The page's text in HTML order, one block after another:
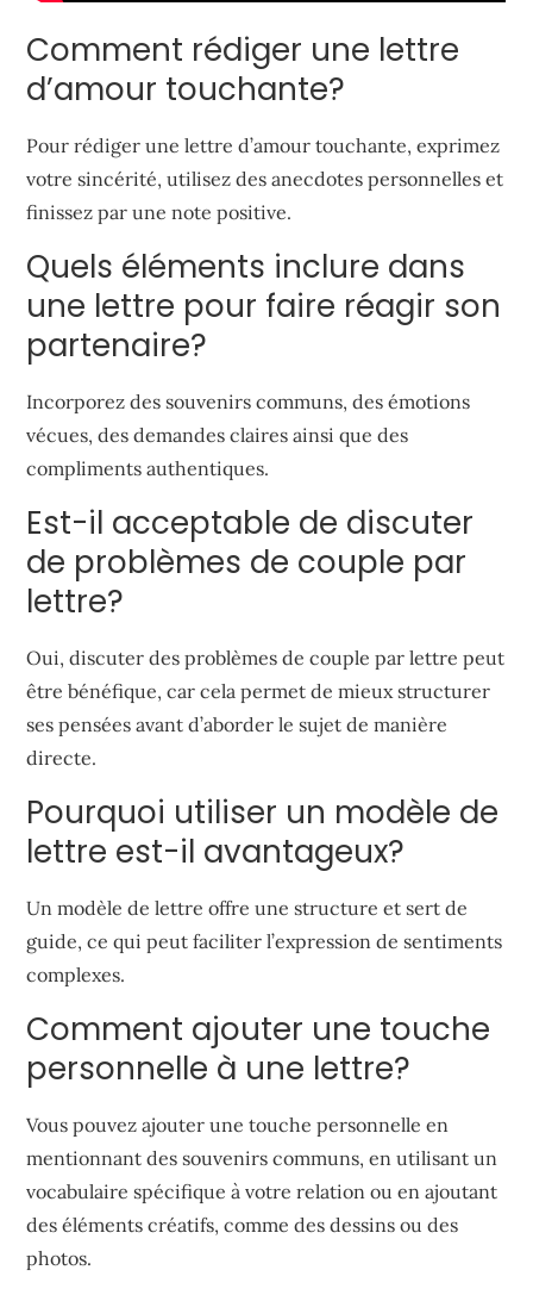
Comment rédiger une lettre
d’amour touchante?
Pour rédiger une lettre d’amour touchante, exprimez
votre sincérité, utilisez des anecdotes personnelles et
finissez par une note positive.
Quels éléments inclure dans
une lettre pour faire réagir son
partenaire?
Incorporez des souvenirs communs, des émotions
vécues, des demandes claires ainsi que des
compliments authentiques.
Est-il acceptable de discuter
de problèmes de couple par
lettre?
Oui, discuter des problèmes de couple par lettre peut
être bénéfique, car cela permet de mieux structurer
ses pensées avant d’aborder le sujet de manière
directe.
Pourquoi utiliser un modèle de
lettre est-il avantageux?
Un modèle de lettre offre une structure et sert de
guide, ce qui peut faciliter l’expression de sentiments
complexes.
Comment ajouter une touche
personnelle à une lettre?
Vous pouvez ajouter une touche personnelle en
mentionnant des souvenirs communs, en utilisant un
vocabulaire spécifique à votre relation ou en ajoutant
des éléments créatifs, comme des dessins ou des
photos.